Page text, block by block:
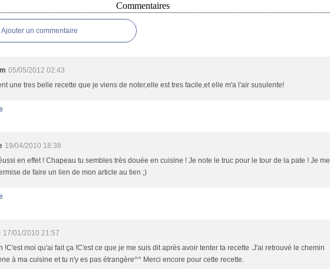
Commentaires
Ajouter un commentaire
05/05/2012 02:43
une tres belle recette que je viens de noter,elle est tres facile,et elle m'a l'air susulente!
19/04/2010 18:38
en effet ! Chapeau tu sembles très douée en cuisine ! Je note le truc pour le tour de la pate ! Je me
de faire un lien de mon article au tien ;)
17/01/2010 21:57
!C'est moi qu'ai fait ça !C'est ce que je me suis dit après avoir tenter ta recette .J'ai retrouvé le chemin
à ma cuisine et tu n'y es pas étrangère^^ Merci encore pour cette recette.